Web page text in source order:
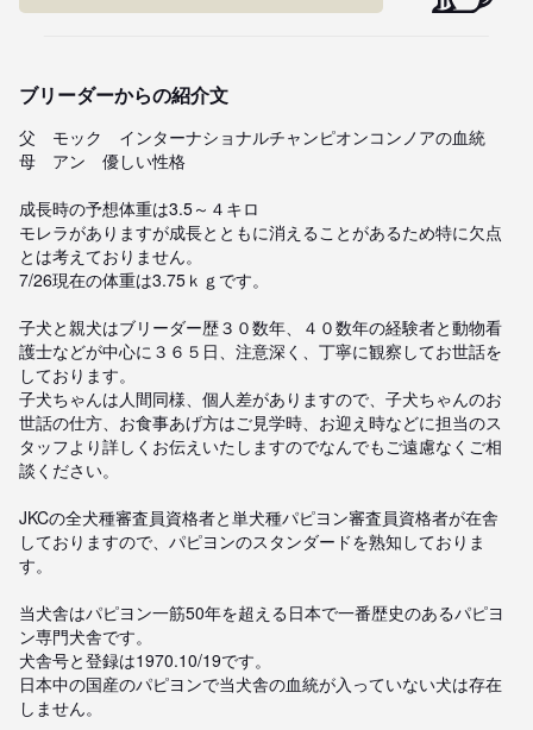
ブリーダーからの紹介文
父　モック　インターナショナルチャンピオンコンノアの血統
母　アン　優しい性格
成長時の予想体重は3.5～４キロ
モレラがありますが成長とともに消えることがあるため特に欠点
とは考えておりません。
7/26現在の体重は3.75ｋｇです。
子犬と親犬はブリーダー歴３０数年、４０数年の経験者と動物看
護士などが中心に３６５日、注意深く、丁寧に観察してお世話を
しております。
子犬ちゃんは人間同様、個人差がありますので、子犬ちゃんのお
世話の仕方、お食事あげ方はご見学時、お迎え時などに担当のス
タッフより詳しくお伝えいたしますのでなんでもご遠慮なくご相
談ください。
JKCの全犬種審査員資格者と単犬種パピヨン審査員資格者が在舎
しておりますので、パピヨンのスタンダードを熟知しておりま
す。
当犬舎はパピヨン一筋50年を超える日本で一番歴史のあるパピヨ
ン専門犬舎です。
犬舎号と登録は1970.10/19です。
日本中の国産のパピヨンで当犬舎の血統が入っていない犬は存在
しません。